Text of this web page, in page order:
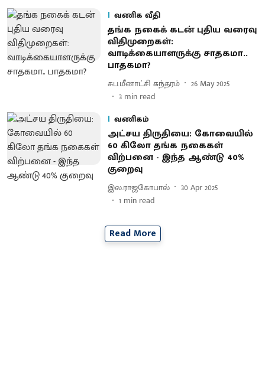
வணிக வீதி
தங்க நகைக் கடன் புதிய வரைவு
விதிமுறைகள்:
வாடிக்கையாளருக்கு சாதகமா..
பாதகமா?
சுப.மீனாட்சி சுந்தரம்
26 May 2025
3 min read
வணிகம்
அட்சய திருதியை: கோவையில்
60 கிலோ தங்க நகைகள்
விற்பனை - இந்த ஆண்டு 40%
குறைவு
இல.ராஜகோபால்
30 Apr 2025
1 min read
Read More